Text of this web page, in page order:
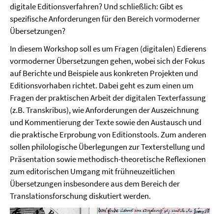
digitale Editionsverfahren? Und schließlich: Gibt es
spezifische Anforderungen für den Bereich vormoderner
Übersetzungen?
In diesem Workshop soll es um Fragen (digitalen) Edierens
vormoderner Übersetzungen gehen, wobei sich der Fokus
auf Berichte und Beispiele aus konkreten Projekten und
Editionsvorhaben richtet. Dabei geht es zum einen um
Fragen der praktischen Arbeit der digitalen Texterfassung
(z.B. Transkribus), wie Anforderungen der Auszeichnung
und Kommentierung der Texte sowie den Austausch und
die praktische Erprobung von Editionstools. Zum anderen
sollen philologische Überlegungen zur Texterstellung und
Präsentation sowie methodisch-theoretische Reflexionen
zum editorischen Umgang mit frühneuzeitlichen
Übersetzungen insbesondere aus dem Bereich der
Translationsforschung diskutiert werden.